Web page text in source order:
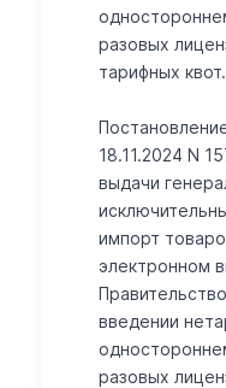
разовых
тарифных квот.
18.11.2024 N
выдачи
импорт
электронном
введении
разовых